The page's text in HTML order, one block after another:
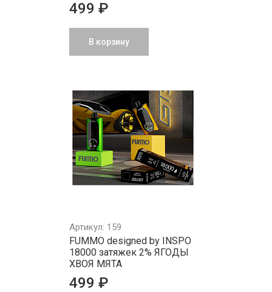
499 ₽
В корзину
Артикул: 159
FUMMO designed by INSPO
18000 затяжек 2% ЯГОДЫ
ХВОЯ МЯТА
499 ₽